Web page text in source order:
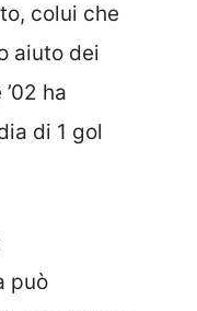
colui che
aiuto dei
ha
di 1 gol
può